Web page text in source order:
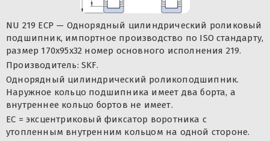
NU 219 ECP — Однорядный цилиндрический роликовый
подшипник, импортное производство по ISO стандарту,
размер 170x95x32 номер основного исполнения 219.
Производитель: SKF.
Однорядный цилиндрический роликоподшипник.
Наружное кольцо подшипника имеет два борта, а
внутреннее кольцо бортов не имеет.
ЕС = эксцентриковый фиксатор воротника с
утопленным внутренним кольцом на одной стороне.